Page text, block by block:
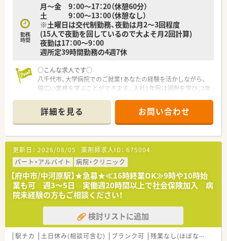
勤務
時間
月～金 9：00～17：20（休憩60分）
土 9：00～13：00（休憩なし）
※土曜日は交代制勤務、夜勤は月2～3回程度
(15人で夜勤を回しているので大よそ月2回計算)
夜勤は17：00～9：00
週所定39時間勤務の4週7休
○こんな求人です○
八千代市、大学病院でのご就業！あなたの経験を活かしながら、
幅広い業務を学ぶことができます。入社1年程は調剤を学び、2年
スキルがあれば、1年経たずとも、丁寧な指導を受けながら、病棟
業務を希望することも出来ます。
○職場環境○
職員の平均年齢は35歳で、男性スタッフは4人程在籍していま
す。ママさん薬剤師も多く、子育てには避けられないお子様の体
調不良等、急なお休みにも、互いにフォローしあえる理解ある職
場環境が整っています。産休育休の取得、有給休暇の消化率も高
いです！お休みをしっかり取ることができる働きやすい環境で
す。
○就業条件○
・ご年収700万円までご相談可能！
・お休みは4週7休、残業は月20時間程です。
・夜勤は月2～3回程
詳細を見る お問い合わせ
更新日： 2026/08/05 薬剤師求人ID： 675004
パート・アルバイト
病院・クリニック
【府中市/中河原駅】★急募★≪16時終業OK≫9時や10時始
業も可 週3～5日 実働週20時間以上で社会保険加入 病
院未経験の方もご相談ください！
検討リストに追加
駅チカ 土日休み(相談可含む) ブランク可 残業なし(ほぼなし含む)